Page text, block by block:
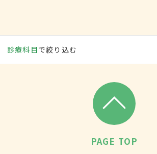
診療科目で絞り込む
PAGE TOP